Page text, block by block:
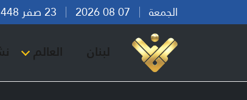
الجمعة
لبنان العالم